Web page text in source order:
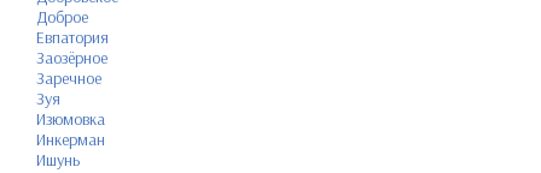
Доброе
Евпатория
Заозёрное
Заречное
Зуя
Изюмовка
Инкерман
Ишунь